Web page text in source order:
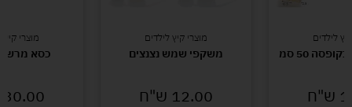
לילדים
50 סמ
ש"ח
מוצרי קיץ לילדים
משקפי שמש נצנצים
12.00 ש"ח
מוצרי קיץ
כסא
30.00